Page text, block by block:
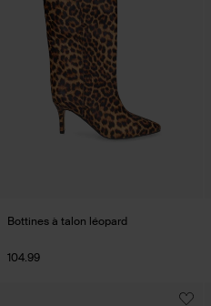
Bottines à talon léopard
104.99